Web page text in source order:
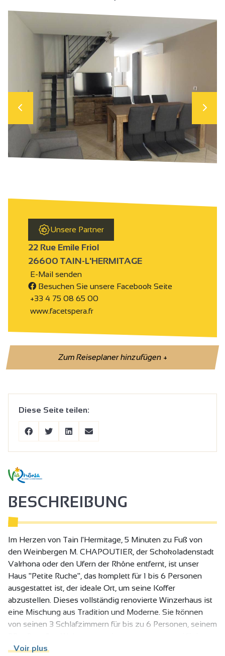
Unsere Partner
22 Rue Emile Friol
26600 TAIN-L'HERMITAGE
E-Mail senden
Besuchen Sie unsere Facebook Seite
+33 4 75 08 65 00
www.facetspera.fr
Zum Reiseplaner hinzufügen+
Diese Seite teilen:
BESCHREIBUNG
Im Herzen von Tain l'Hermitage, 5 Minuten zu Fuß von
den Weinbergen M. CHAPOUTIER, der Schokoladenstadt
Valrhona oder den Ufern der Rhône entfernt, ist unser
Haus "Petite Ruche", das komplett für 1 bis 6 Personen
ausgestattet ist, der ideale Ort, um seine Koffer
abzustellen. Dieses vollständig renovierte Winzerhaus ist
eine Mischung aus Tradition und Moderne. Sie können
von seinen 3 Schlafzimmern für bis zu 6 Personen, seinem
mit Zugang zu einer privaten Terrasse und seiner
Voir plus